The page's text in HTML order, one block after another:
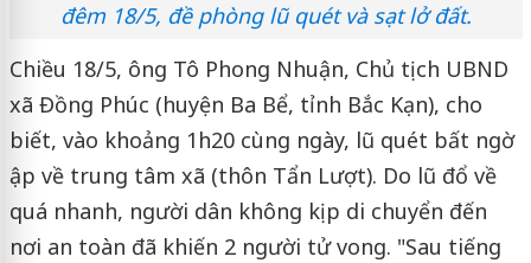
đêm 18/5, đề phòng lũ quét và sạt lở đất.
Chiều 18/5, ông Tô Phong Nhuận, Chủ tịch UBND
xã Đồng Phúc (huyện Ba Bể, tỉnh Bắc Kạn), cho
biết, vào khoảng 1h20 cùng ngày, lũ quét bất ngờ
ập về trung tâm xã (thôn Tẩn Lượt). Do lũ đổ về
quá nhanh, người dân không kịp di chuyển đến
nơi an toàn đã khiến 2 người tử vong. "Sau tiếng